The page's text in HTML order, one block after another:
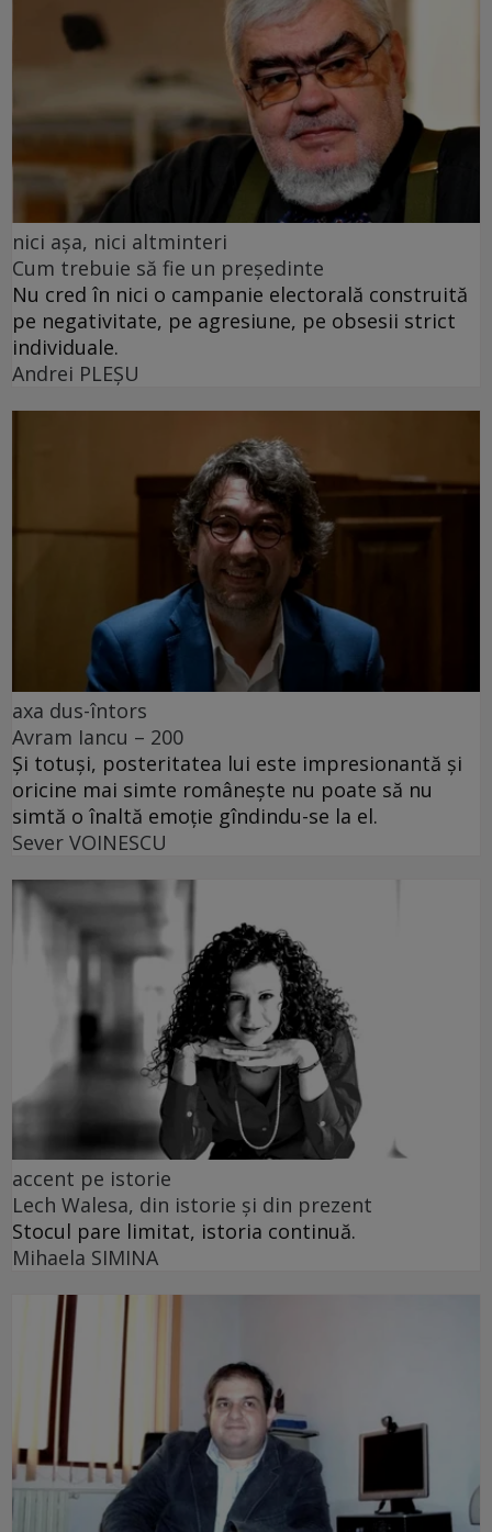
nici așa, nici altminteri
Cum trebuie să fie un președinte
Nu cred în nici o campanie electorală construită
pe negativitate, pe agresiune, pe obsesii strict
individuale.
Andrei PLEŞU
axa dus-întors
Avram Iancu – 200
Și totuși, posteritatea lui este impresionantă și
oricine mai simte românește nu poate să nu
simtă o înaltă emoție gîndindu-se la el.
Sever VOINESCU
accent pe istorie
Lech Walesa, din istorie și din prezent
Stocul pare limitat, istoria continuă.
Mihaela SIMINA